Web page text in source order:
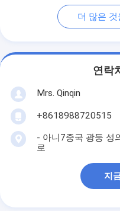
더 많은
연락
Mrs. Qinqin
+8618988720515
- 아니7중국 광둥 성
로
지